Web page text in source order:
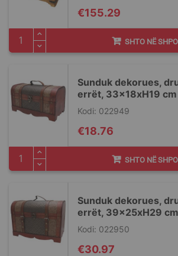
€155.29
SHTO NË
Sunduk dekorues,
errët, 33x18xH19 cm
Kodi: 022949
€18.76
SHTO NË
Sunduk dekorues,
errët, 39x25xH29 cm
Kodi: 022950
€30.97